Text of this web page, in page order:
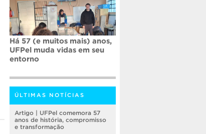
Há 57 (e muitos mais) anos,
UFPel muda vidas em seu
entorno
ÚLTIMAS NOTÍCIAS
Artigo | UFPel comemora 57
anos de história, compromisso
e transformação